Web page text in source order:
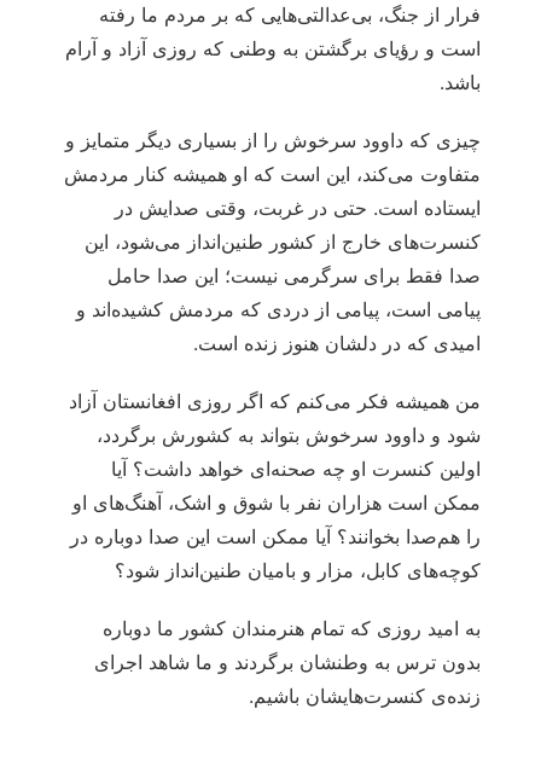
فرار از جنگ، بی‌عدالتی‌هایی که بر مردم ما رفته
است و رؤیای برگشتن به وطنی که روزی آزاد و آرام
باشد.
چیزی که داوود سرخوش را از بسیاری دیگر متمایز و
متفاوت می‌کند، این است که او همیشه کنار مردمش
ایستاده است. حتی در غربت، وقتی صدایش در
کنسرت‌های خارج از کشور طنین‌انداز می‌شود، این
صدا فقط برای سرگرمی نیست؛ این صدا حامل
پیامی است، پیامی از دردی که مردمش کشیده‌اند و
امیدی که در دلشان هنوز زنده است.
من همیشه فکر می‌کنم که اگر روزی افغانستان آزاد
شود و داوود سرخوش بتواند به کشورش برگردد،
اولین کنسرت او چه صحنه‌ای خواهد داشت؟ آیا
ممکن است هزاران نفر با شوق و اشک، آهنگ‌های او
را هم‌صدا بخوانند؟ آیا ممکن است این صدا دوباره در
کوچه‌های کابل، مزار و بامیان طنین‌انداز شود؟
به امید روزی که تمام هنرمندان کشور ما دوباره
بدون ترس به وطنشان برگردند و ما شاهد اجرای
زنده‌ی کنسرت‌هایشان باشیم.